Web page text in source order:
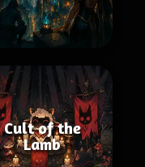
Cult of the
Lamb